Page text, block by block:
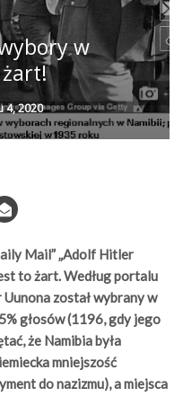
w
4, 2020
Mail” „Adolf Hitler
to żart. Według portalu
został wybrany w
głosów (1196, gdy jego
że Namibia była
mniejszość
do nazizmu), a miejsca